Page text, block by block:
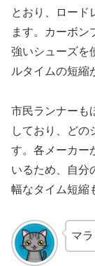
とおり、ロード
ます。カーボン
強いシューズを
ルタイムの短縮
市民ランナーも
しており、どの
す。各メーカー
いるため、自分
幅なタイム短縮
マ